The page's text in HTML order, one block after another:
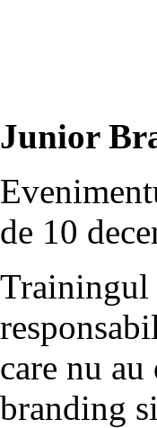
Junior
de 10
Trainingul
care nu
branding